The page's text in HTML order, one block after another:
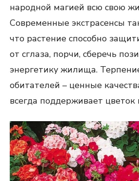
народной магией всю свою
Современные экстрасенсы
что растение способно
от сглаза, порчи, сберечь
энергетику жилища.
обитателей – ценные
всегда поддерживает цветок